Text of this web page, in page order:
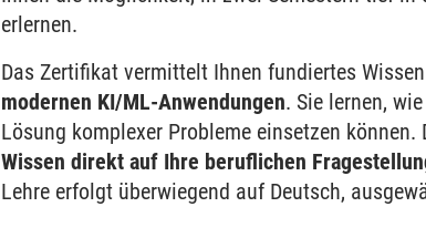
erlernen.
Das Zertifikat vermittelt Ihnen fundiertes
modernen KI/ML-Anwendungen. Sie lernen,
Lösung komplexer Probleme einsetzen
Wissen direkt auf Ihre beruflichen
Lehre erfolgt überwiegend auf Deutsch,